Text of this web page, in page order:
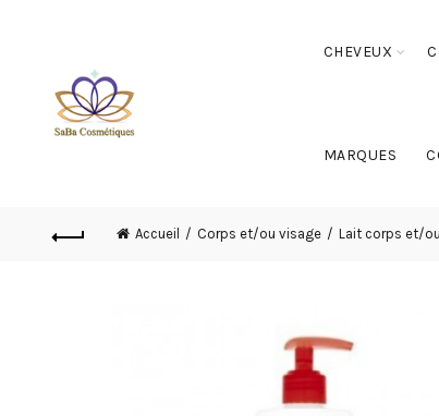
CHEVEUX
MARQUES
Accueil Corps et/ou visage Lait corps et/